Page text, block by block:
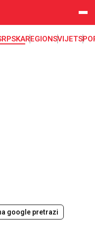
REGIONSVIJET
google pretrazi